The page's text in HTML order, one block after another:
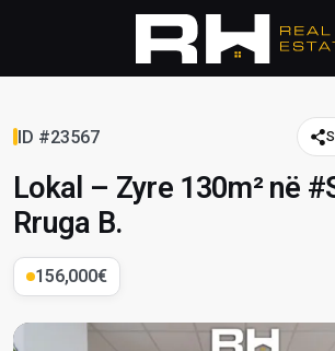
ID #23567
Lokal – Zyre 130m² në
Rruga B.
156,000€